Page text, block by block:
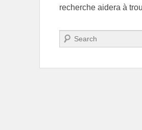
recherche aidera à
Recherche